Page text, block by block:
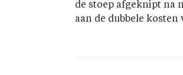
de stoep afgeknipt na
aan de dubbele